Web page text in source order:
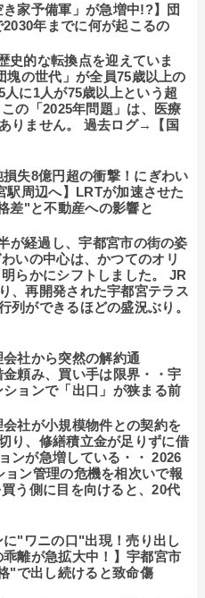
き家予備軍」が急増中!?】団
年までに何が起こるの
史的な転換点を迎えていま
塊の世代」が全員75歳以上の
に1人が75歳以上という超
の「2025年問題」は、医療
りません。 過去ログ→【国
損失8億円超の衝撃！にぎわい
駅周辺へ】LRTが加速させた
差"と不動産への影響と
が経過し、宇都宮市の街の姿
いの中心は、かつてのオリ
らかにシフトしました。 JR
、再開発された宇都宮テラス
列ができるほどの盛況ぶり。
会社から突然の解約通
頼み、買い手は限界・・宇
ョンで「出口」が狭まる前
社が小規模物件との契約を
り、修繕積立金が足りずに借
ンが急増している・・ 2026
ン管理の危機を相次いで報
う側に目を向けると、20代
に"ワニの口"出現！売り出し
離が急拡大中！】宇都宮市
"で出し続けると致命傷